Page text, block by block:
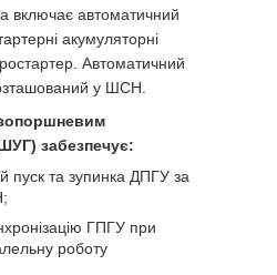
включає автоматичний
акумуляторні
Автоматичний
у ШСН.
забезпечує:
пуск та зупинка ДПГУ за
ГПГУ при
роботу